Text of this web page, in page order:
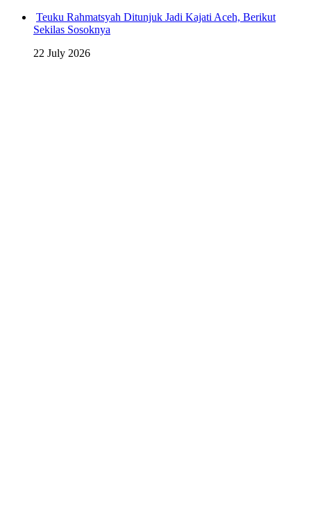
Teuku Rahmatsyah Ditunjuk Jadi Kajati Aceh, Berikut
Sekilas Sosoknya
22 July 2026